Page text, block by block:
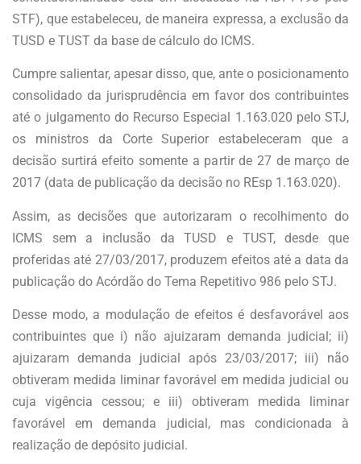
STF), que estabeleceu, de maneira expressa, a exclusão da
TUSD e TUST da base de cálculo do ICMS.
Cumpre salientar, apesar disso, que, ante o posicionamento
consolidado da jurisprudência em favor dos contribuintes
até o julgamento do Recurso Especial 1.163.020 pelo STJ,
os ministros da Corte Superior estabeleceram que a
decisão surtirá efeito somente a partir de 27 de março de
2017 (data de publicação da decisão no REsp 1.163.020).
Assim, as decisões que autorizaram o recolhimento do
ICMS sem a inclusão da TUSD e TUST, desde que
proferidas até 27/03/2017, produzem efeitos até a data da
publicação do Acórdão do Tema Repetitivo 986 pelo STJ.
Desse modo, a modulação de efeitos é desfavorável aos
contribuintes que i) não ajuizaram demanda judicial; ii)
ajuizaram demanda judicial após 23/03/2017; iii) não
obtiveram medida liminar favorável em medida judicial ou
cuja vigência cessou; e iii) obtiveram medida liminar
favorável em demanda judicial, mas condicionada à
realização de depósito judicial.